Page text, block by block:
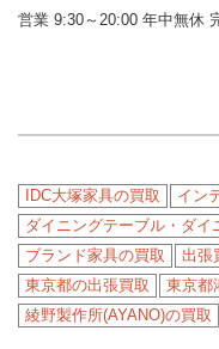
営業 9:30～20:00 年中無休
IDC大塚家具の買取
イン
ダイニングテーブル・ダイ
ブランド家具の買取
出張
東京都の出張買取
東京都
綾野製作所(AYANO)の買取